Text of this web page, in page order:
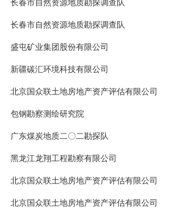
长春市自然资源地质勘探调查队
长春市自然资源地质勘探调查队
盛屯矿业集团股份有限公司
新疆碳汇环境科技有限公司
北京国众联土地房地产资产评估有限公司
包钢勘察测绘研究院
广东煤炭地质二〇二勘探队
黑龙江龙翔工程勘察有限公司
北京国众联土地房地产资产评估有限公司
北京国众联土地房地产资产评估有限公司